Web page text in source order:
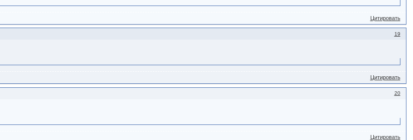
Цитировать
19
Цитировать
20
Цитировать